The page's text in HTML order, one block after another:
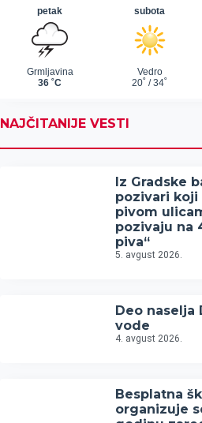
NAJČITANIJE VESTI
Iz Gradske
pozivari koji
pivom
pozivaju na
piva“
5. avgust 2026.
Deo naselja
vode
4. avgust 2026.
Besplatna
organizuje